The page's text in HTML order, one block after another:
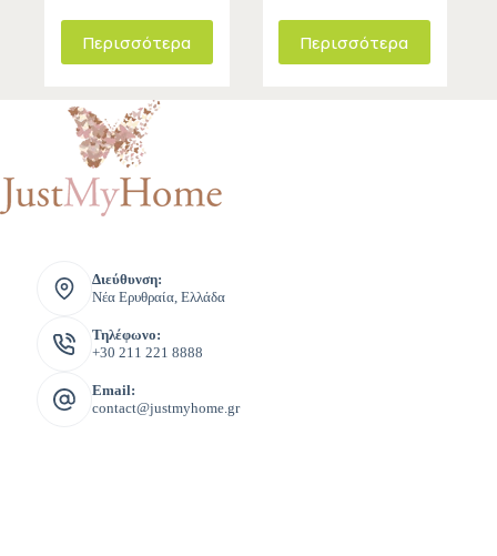
Περισσότερα Περισσότερα
Διεύθυνση:
Νέα Ερυθραία, Ελλάδα
Τηλέφωνο:
+30 211 221 8888
Email:
contact@justmyhome.gr